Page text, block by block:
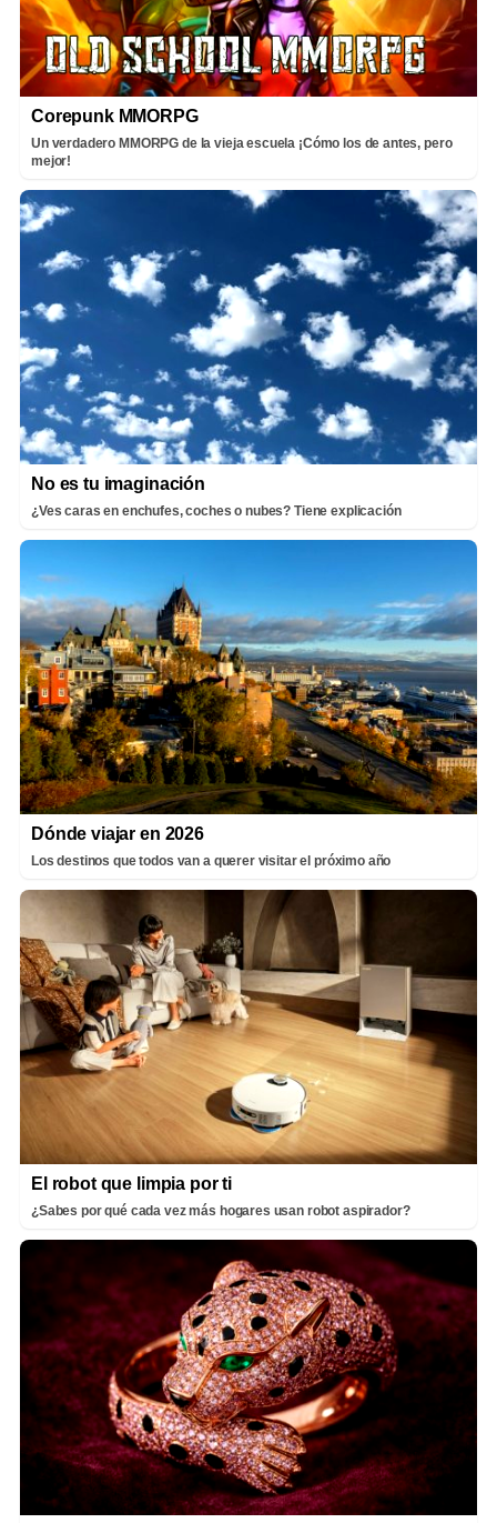
Corepunk MMORPG
Un verdadero MMORPG de la vieja escuela ¡Cómo los de antes, pero
mejor!
No es tu imaginación
¿Ves caras en enchufes, coches o nubes? Tiene explicación
Dónde viajar en 2026
Los destinos que todos van a querer visitar el próximo año
El robot que limpia por ti
¿Sabes por qué cada vez más hogares usan robot aspirador?